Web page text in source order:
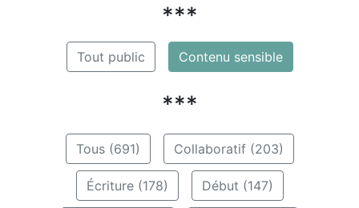
***
Tout public Contenu sensible
***
Tous (691) Collaboratif (203)
Écriture (178) Début (147)